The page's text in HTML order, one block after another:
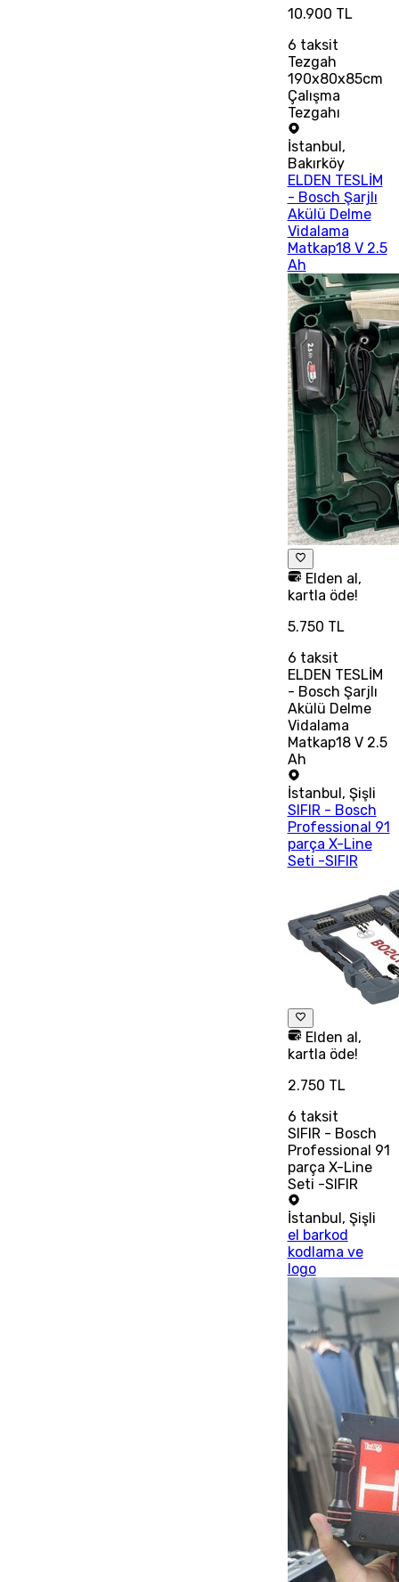
10.900 TL
6 taksit
Tezgah
190x80x85cm
Çalışma
Tezgahı
İstanbul ,
Bakırköy
ELDEN TESLİM
- Bosch Şarjlı
Akülü Delme
Vidalama
Matkap18 V 2.5
Ah
Elden al,
kartla öde!
5.750 TL
6 taksit
ELDEN TESLİM
- Bosch Şarjlı
Akülü Delme
Vidalama
Matkap18 V 2.5
Ah
İstanbul, Şişli
SIFIR - Bosch
Professional 91
parça X-Line
Seti -SIFIR
Elden al,
kartla öde!
2.750 TL
6 taksit
SIFIR - Bosch
Professional 91
parça X-Line
Seti -SIFIR
İstanbul, Şişli
el barkod
kodlama ve
logo